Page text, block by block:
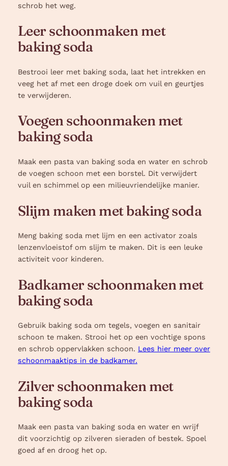
schrob het weg.
Leer schoonmaken met
baking soda
Bestrooi leer met baking soda, laat het intrekken en
veeg het af met een droge doek om vuil en geurtjes
te verwijderen.
Voegen schoonmaken met
baking soda
Maak een pasta van baking soda en water en schrob
de voegen schoon met een borstel. Dit verwijdert
vuil en schimmel op een milieuvriendelijke manier.
Slijm maken met baking soda
Meng baking soda met lijm en een activator zoals
lenzenvloeistof om slijm te maken. Dit is een leuke
activiteit voor kinderen.
Badkamer schoonmaken met
baking soda
Gebruik baking soda om tegels, voegen en sanitair
schoon te maken. Strooi het op een vochtige spons
en schrob oppervlakken schoon. Lees hier meer over
schoonmaaktips in de badkamer.
Zilver schoonmaken met
baking soda
Maak een pasta van baking soda en water en wrijf
dit voorzichtig op zilveren sieraden of bestek. Spoel
goed af en droog het op.